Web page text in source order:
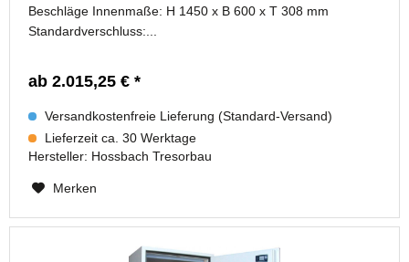
Beschläge Innenmaße: H 1450 x B 600 x T 308 mm
Standardverschluss:...
ab 2.015,25 € *
Versandkostenfreie Lieferung (Standard-Versand)
Lieferzeit ca. 30 Werktage
Hersteller: Hossbach Tresorbau
Merken